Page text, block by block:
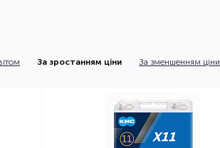
За зростанням ціни За зменшенням ціни